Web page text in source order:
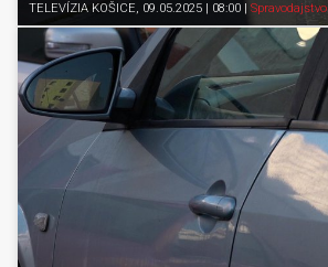
TELEVÍZIA KOŠICE, 09.05.2025 | 08:00 Spravodajstvo